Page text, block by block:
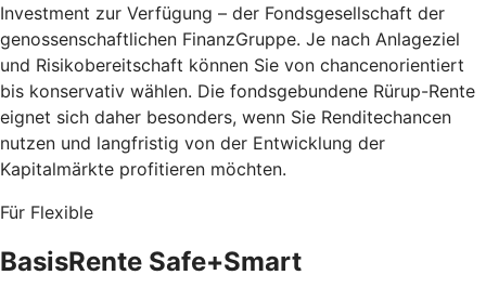
Investment zur Verfügung – der Fondsgesellschaft der
genossenschaftlichen FinanzGruppe. Je nach Anlageziel
und Risikobereitschaft können Sie von chancenorientiert
bis konservativ wählen. Die fondsgebundene Rürup-Rente
eignet sich daher besonders, wenn Sie Renditechancen
nutzen und langfristig von der Entwicklung der
Kapitalmärkte profitieren möchten.
Für Flexible
BasisRente Safe+Smart